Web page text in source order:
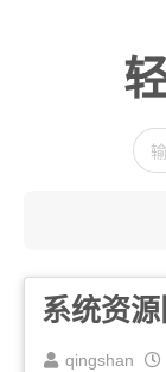
系统资
qingshan